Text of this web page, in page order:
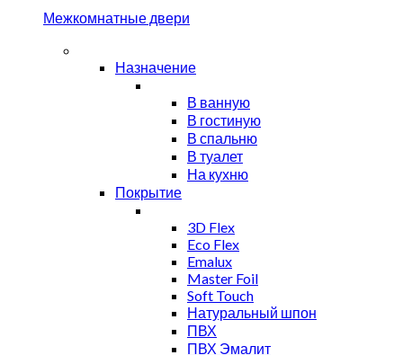
Межкомнатные двери
Назначение
В ванную
В гостиную
В спальню
В туалет
На кухню
Покрытие
3D Flex
Eco Flex
Emalux
Master Foil
Soft Touch
Натуральный шпон
ПВХ
ПВХ Эмалит